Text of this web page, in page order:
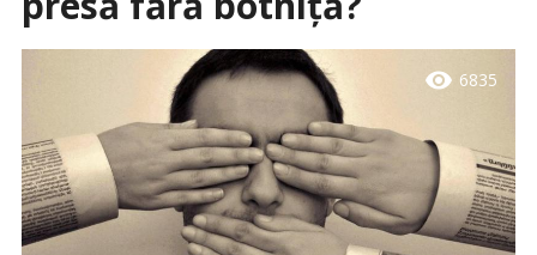
visibility 6835